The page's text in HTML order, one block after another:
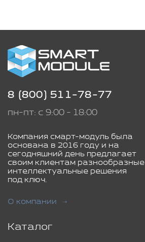
8 (800) 511-78-77
пн-пт: с 9:00 - 18:00
Компания смарт-модуль была
основана в 2016 году и на
сегодняшний день предлагает
своим клиентам разнообразные
интеллектуальные решения
под ключ.
О компании
Каталог